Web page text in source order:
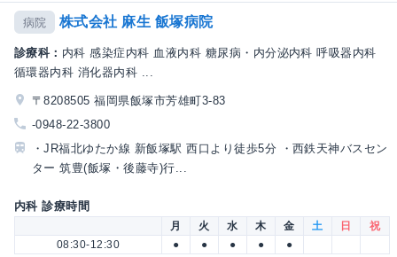
病院 株式会社 麻生 飯塚病院
診療科： 内科 感染症内科 血液内科 糖尿病・内分泌内科 呼吸器内科
循環器内科 消化器内科 ...
〒8208505 福岡県飯塚市芳雄町3-83
-0948-22-3800
・JR福北ゆたか線 新飯塚駅 西口より徒歩5分 ・西鉄天神バスセン
ター 筑豊(飯塚・後藤寺)行...
内科 診療時間
月 火 水 木 金 土 日
祝
08:30-12:30
● ● ● ● ●